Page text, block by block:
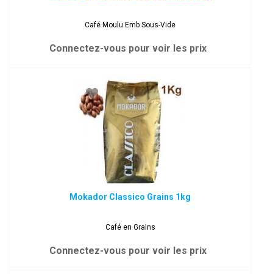
Café Moulu Emb Sous-Vide
Connectez-vous pour voir les prix
Mokador Classico Grains 1kg
Café en Grains
Connectez-vous pour voir les prix